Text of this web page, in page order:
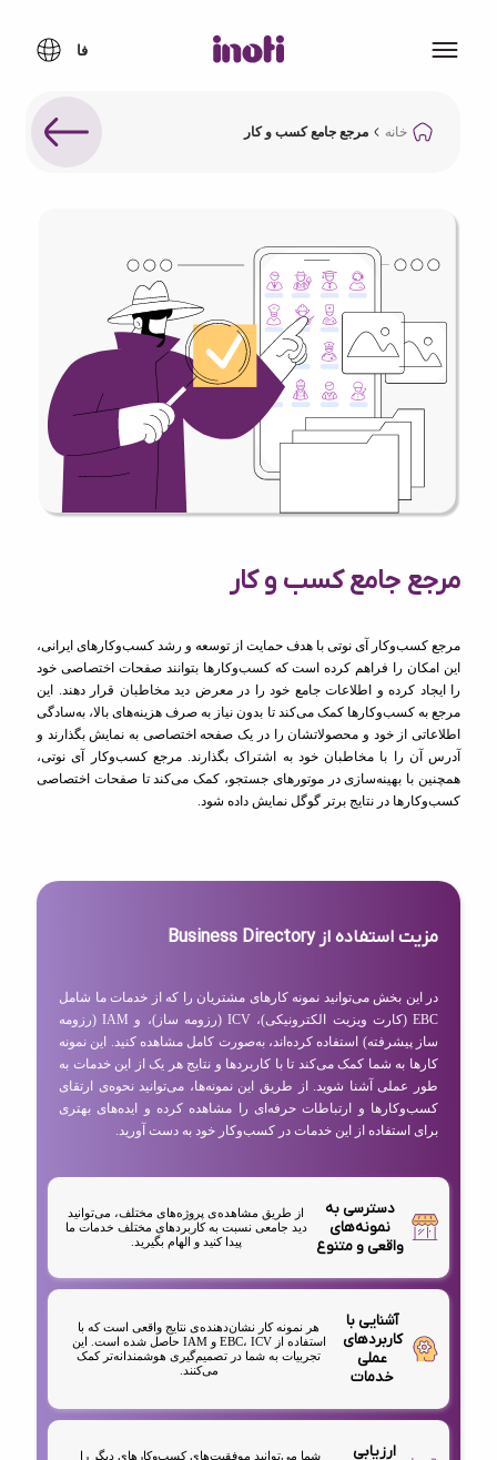
خانه مرجع جامع کسب و کار
مرجع جامع کسب و کار
مرجع کسب‌وکار آی نوتی با هدف حمایت از توسعه و رشد کسب‌وکارهای ایرانی،
این امکان را فراهم کرده است که کسب‌وکارها بتوانند صفحات اختصاصی خود
را ایجاد کرده و اطلاعات جامع خود را در معرض دید مخاطبان قرار دهند. این
مرجع به کسب‌وکارها کمک می‌کند تا بدون نیاز به صرف هزینه‌های بالا، به‌سادگی
اطلاعاتی از خود و محصولاتشان را در یک صفحه اختصاصی به نمایش بگذارند و
آدرس آن را با مخاطبان خود به اشتراک بگذارند. مرجع کسب‌وکار آی نوتی،
همچنین با بهینه‌سازی در موتورهای جستجو، کمک می‌کند تا صفحات اختصاصی
کسب‌وکارها در نتایج برتر گوگل نمایش داده شود.
مزیت استفاده از Business Directory
در این بخش می‌توانید نمونه کارهای مشتریان را که از خدمات ما شامل
EBC (کارت ویزیت الکترونیکی)، ICV (رزومه ساز)، و IAM (رزومه
ساز پیشرفته) استفاده کرده‌اند، به‌صورت کامل مشاهده کنید. این نمونه
کارها به شما کمک می‌کند تا با کاربردها و نتایج هر یک از این خدمات به
طور عملی آشنا شوید. از طریق این نمونه‌ها، می‌توانید نحوه‌ی ارتقای
کسب‌وکارها و ارتباطات حرفه‌ای را مشاهده کرده و ایده‌های بهتری
برای استفاده از این خدمات در کسب‌وکار خود به دست آورید.
دسترسی به
نمونه‌های
واقعی و متنوع
از طریق مشاهده‌ی پروژه‌های مختلف، می‌توانید
دید جامعی نسبت به کاربردهای مختلف خدمات ما
پیدا کنید و الهام بگیرید.
آشنایی با
کاربردهای
عملی
خدمات
هر نمونه کار نشان‌دهنده‌ی نتایج واقعی است که با
استفاده از EBC، ICV و IAM حاصل شده است. این
تجربیات به شما در تصمیم‌گیری هوشمندانه‌تر کمک
می‌کنند.
ارزیابی
شما می‌توانید موفقیت‌های کسب‌وکارهای دیگر را